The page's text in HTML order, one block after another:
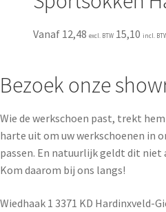
Vanaf 12,48 excl. BTW 15,10 incl.
Bezoek onze
Wie de werkschoen past, trekt
harte uit om uw werkschoenen in
passen. En natuurlijk geldt dit niet
Kom daarom bij ons langs!
Wiedhaak 1 3371 KD Hardinxveld-